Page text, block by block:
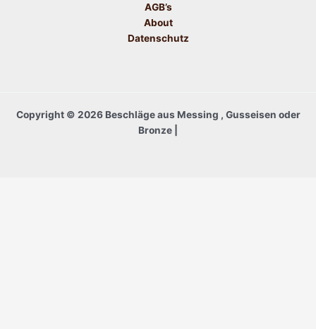
AGB’s
About
Datenschutz
Copyright © 2026 Beschläge aus Messing , Gusseisen oder
Bronze |